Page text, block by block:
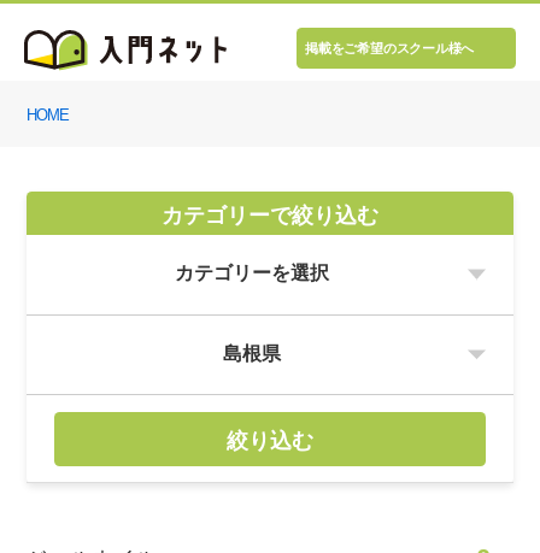
掲載をご希望のスクール様へ
HOME
カテゴリーで絞り込む
絞り込む